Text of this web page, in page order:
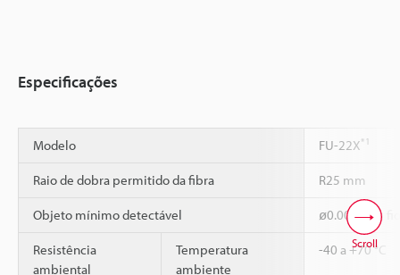
Especificações
Modelo FU-22X*1
Raio de dobra permitido da fibra R25 mm
Objeto mínimo detectável ø0.005 mm
Resistência
ambiental
Temperatura
ambiente
-40 a +70 °C
Scroll